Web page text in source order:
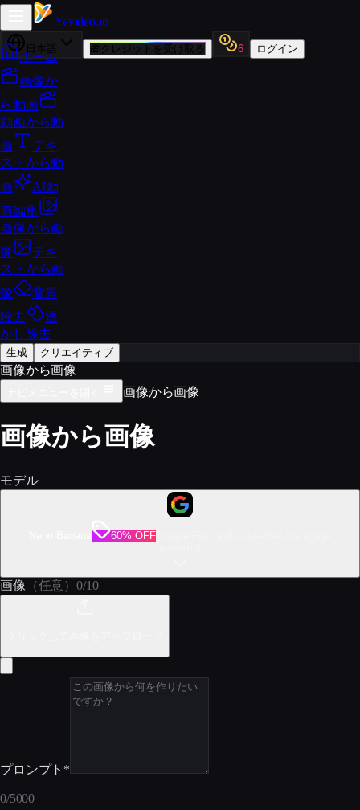
Yevideo.io
日本語 🎁 クレジットを受け取る 6 ログイン
ホーム
画像か
ら動画
動画から動
画
テキ
ストから動
画
AI動
画編集
画像から画
像
テキ
ストから画
像
背景
除去
透
かし除去
生成 クリエイティブ
画像から画像
画像から画像
画像から画像
モデル
60% OFF
画像 （任意）0/10
プロンプト *
0/5000